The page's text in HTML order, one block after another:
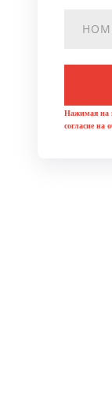
Нажимая на
согласие на